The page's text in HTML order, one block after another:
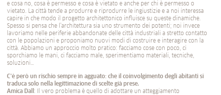
e cosa no, cosa è permesso e cosa è vietato e anche per chi è permesso o
vietato. La città tende a produrre e riprodurre le ingiustizie e a noi interessa
capire in che modo il progetto architettonico influisce su queste dinamiche.
Spesso si pensa che l’architettura sia uno strumento dei potenti; noi invece
lavoriamo nelle periferie abbandonate delle città industriali a stretto contatto
con le popolazioni e proponiamo nuovi modi di costruire e interagire con la
città. Abbiamo un approccio molto pratico: facciamo cose con poco, ci
sporchiamo le mani, ci facciamo male, sperimentiamo materiali, tecniche,
soluzioni…
C’è però un rischio sempre in agguato: che il coinvolgimento degli abitanti si
traduca solo nella legittimazione di scelte già prese.
Amica Dall : Il vero problema è quello di adottare un atteggiamento